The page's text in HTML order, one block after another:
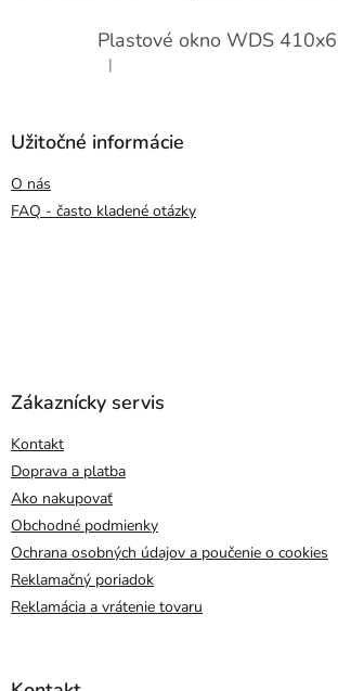
Plastové okno WDS
Hodnotenie produktu je 5 z 5
|
Užitočné informácie
O nás
FAQ - často kladené otázky
Zákaznícky servis
Kontakt
Doprava a platba
Ako nakupovať
Obchodné podmienky
Ochrana osobných údajov a poučenie o cookies
Reklamačný poriadok
Reklamácia a vrátenie tovaru